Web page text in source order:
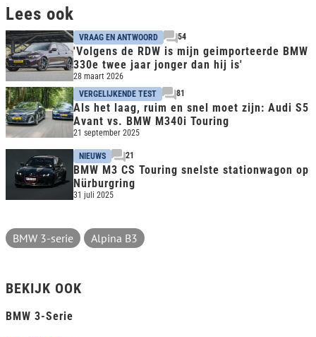
Lees ook
VRAAG EN ANTWOORD 54
'Volgens de RDW is mijn geimporteerde BMW
330e twee jaar jonger dan hij is'
28 maart 2026
VERGELIJKENDE TEST
81
Als het laag, ruim en snel moet zijn: Audi S5
Avant vs. BMW M340i Touring
21 september 2025
NIEUWS 21
BMW M3 CS Touring snelste stationwagon op
Nürburgring
31 juli 2025
BMW 3-serie Alpina B3
BEKIJK OOK
BMW 3-Serie